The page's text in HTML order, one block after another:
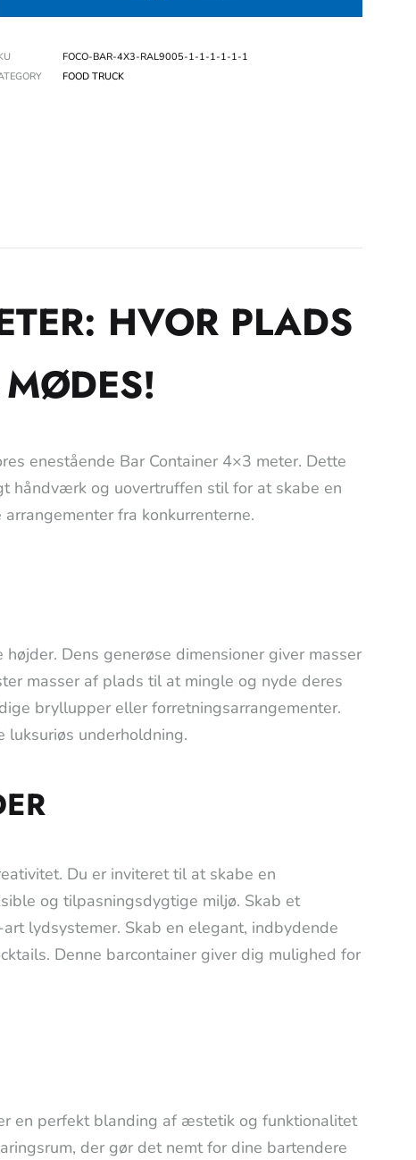
FOCO-BAR-4X3-RAL9005-1-1-1-1-1-1
FOOD TRUCK
HVOR PLADS
enestående Bar Container 4×3 meter. Dette
håndværk og uovertruffen stil for at skabe en
fra konkurrenterne.
Dens generøse dimensioner giver masser
masser af plads til at mingle og nyde deres
bryllupper eller forretningsarrangementer.
luksuriøs underholdning.
Du er inviteret til at skabe en
og tilpasningsdygtige miljø. Skab et
lydsystemer. Skab en elegant, indbydende
Denne barcontainer giver dig mulighed for
en perfekt blanding af æstetik og funktionalitet
der gør det nemt for dine bartendere